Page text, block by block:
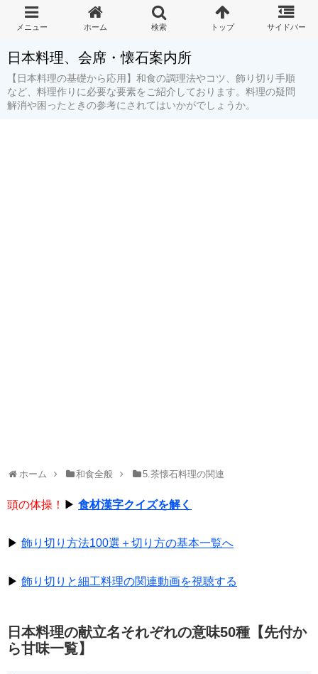
日本料理、会席・懐石案内所
【日本料理の基礎から応用】和食の調理法やコツ、飾り切り手順
など、料理作りに必要な要素をご紹介しております。料理の疑問
解消や困ったときの参考にされてはいかがでしょうか。
ホーム 和食全般 5.茶懐石料理の関連
頭の体操！ ▶ 食材漢字クイズを解く
▶ 飾り切り方法100選＋切り方の基本一覧へ
▶ 飾り切りと細工料理の関連動画を視聴する
日本料理の献立名それぞれの意味50種【先付か
ら甘味一覧】